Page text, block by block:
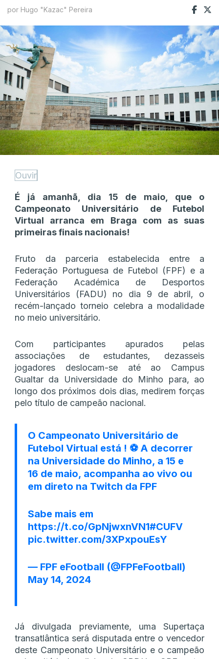
por Hugo "Kazac" Pereira
Ouvir
É já amanhã, dia 15 de maio, que o
Campeonato Universitário de Futebol
Virtual arranca em Braga com as suas
primeiras finais nacionais!
Fruto da parceria estabelecida entre a
Federação Portuguesa de Futebol (FPF) e a
Federação Académica de Desportos
Universitários (FADU) no dia 9 de abril, o
recém-lançado torneio celebra a modalidade
no meio universitário.
Com participantes apurados pelas
associações de estudantes, dezasseis
jogadores deslocam-se até ao Campus
Gualtar da Universidade do Minho para, ao
longo dos próximos dois dias, medirem forças
pelo título de campeão nacional.
O Campeonato Universitário de
Futebol Virtual está ! ⚽ A decorrer
na Universidade do Minho, a 15 e
16 de maio, acompanha ao vivo ou
em direto na Twitch da FPF
Sabe mais em
https://t.co/GpNjwxnVN1#CUFV
pic.twitter.com/3XPxpouEsY
— FPF eFootball (@FPFeFootball)
May 14, 2024
Já divulgada previamente, uma Supertaça
transatlântica será disputada entre o vencedor
deste Campeonato Universitário e o campeão